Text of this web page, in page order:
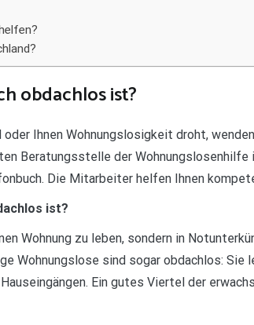
obdachlos ist?
Ihnen Wohnungslosigkeit droht,
Beratungsstelle der Wohnungslosenhilfe
Die Mitarbeiter helfen Ihnen
ist?
Wohnung zu leben, sondern in
Wohnungslose sind sogar obdachlos: Sie
Ein gutes Viertel der